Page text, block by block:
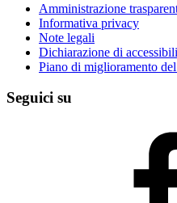
Amministrazione
Informativa privacy
Note legali
Dichiarazione di
Piano di miglioramento
Seguici su